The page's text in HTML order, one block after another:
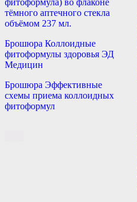
тёмного аптечного стекла
объёмом 237 мл.
Брошюра Коллоидные
фитоформулы здоровья ЭД
Медицин
Брошюра Эффективные
схемы приема коллоидных
фитоформул